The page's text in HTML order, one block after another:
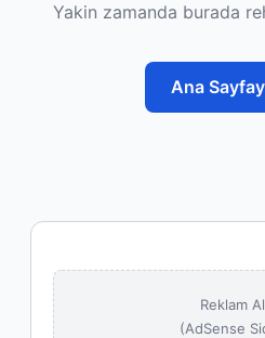
Yakin zamanda burada
Ana
Reklam
(AdSense